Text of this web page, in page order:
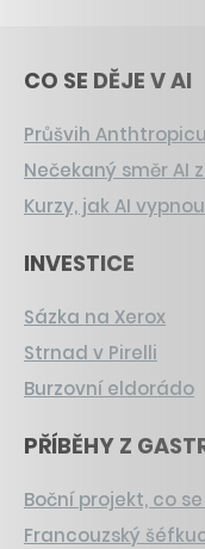
CO SE DĚJE V AI
Průšvih Anthtropicu
Nečekaný směr AI
Kurzy, jak AI
INVESTICE
Sázka na Xerox
Strnad v Pirelli
Burzovní eldorádo
PŘÍBĚHY Z
Boční projekt, co
Francouzský